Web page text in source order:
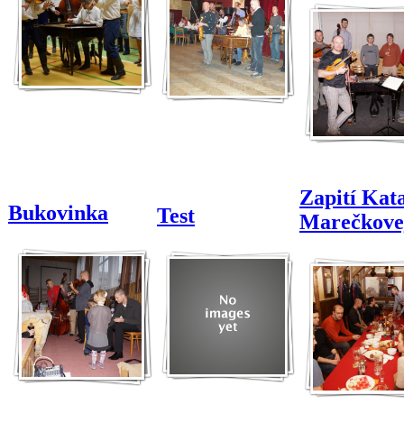
Bukovinka Test
Zapití